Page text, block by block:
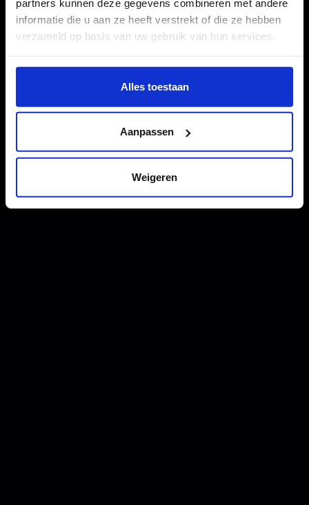
partners kunnen deze gegevens combineren met andere
informatie die u aan ze heeft verstrekt of die ze hebben
verzameld op basis van uw gebruik van hun services.
Wil je meer weten of de voorkeur aanpassen, bekijk dan
https://www.hku.nl/privacy-statement-en-
Alles toestaan
Aanpassen
Weigeren